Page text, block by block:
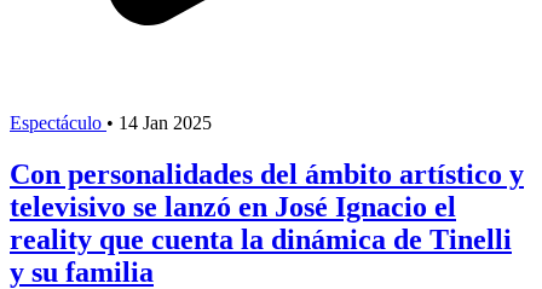
Espectáculo • 14 Jan 2025
Con personalidades del ámbito artístico y
televisivo se lanzó en José Ignacio el
reality que cuenta la dinámica de Tinelli
y su familia